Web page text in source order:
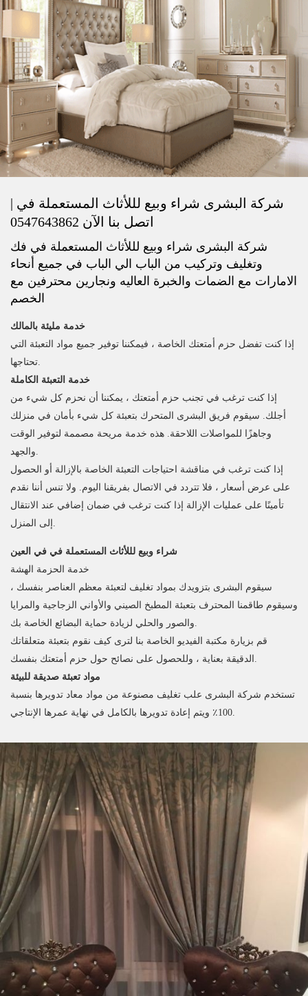
شركة البشرى شراء وبيع لللأثاث المستعملة في |
اتصل بنا الآن 0547643862
شركة البشرى شراء وبيع لللأثاث المستعملة في فك
وتغليف وتركيب من الباب الي الباب في جميع أنحاء
الامارات مع الضمات والخبرة العاليه ونجارين محترفين مع
الخصم
خدمة مليئة بالمالك
إذا كنت تفضل حزم أمتعتك الخاصة ، فيمكننا توفير جميع مواد التعبئة التي
خدمة التعبئة الكاملة
إذا كنت ترغب في تجنب حزم أمتعتك ، يمكننا أن نحزم كل شيء من
أجلك. سيقوم فريق البشرى المتحرك بتعبئة كل شيء بأمان في منزلك
وجاهزًا للمواصلات اللاحقة. هذه خدمة مريحة مصممة لتوفير الوقت
إذا كنت ترغب في مناقشة احتياجات التعبئة الخاصة بالإزالة أو الحصول
على عرض أسعار ، فلا تتردد في الاتصال بفريقنا اليوم. ولا تنس أننا نقدم
تأمينًا على عمليات الإزالة إذا كنت ترغب في ضمان إضافي عند الانتقال
شراء وبيع لللأثاث المستعملة في في العين
خدمة الحزمة الهشة
سيقوم البشرى بتزويدك بمواد تغليف لتعبئة معظم العناصر بنفسك ،
وسيقوم طاقمنا المحترف بتعبئة المطبخ الصيني والأواني الزجاجية والمرايا
قم بزيارة مكتبة الفيديو الخاصة بنا لترى كيف نقوم بتعبئة متعلقاتك
مواد تعبئة صديقة للبيئة
تستخدم شركة البشرى علب تغليف مصنوعة من مواد معاد تدويرها بنسبة